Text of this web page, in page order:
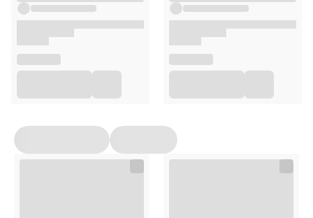
Petrolatum, Sodium Chloride, Tridecane, Parfum.
Opakowanie
50ml